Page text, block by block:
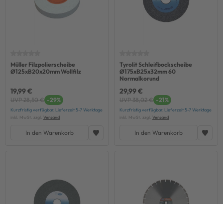
Müller Filzpolierscheibe
Ø125xB20x20mm Wollfilz
19,99 €
UVP 28,50 € -29%
Kurzfristig verfügbar, Lieferzeit 5-7 Werktage
inkl. MwSt. zzgl. Versand
In den Warenkorb
Tyrolit Schleifbockscheibe
Ø175xB25x32mm 60
Normalkorund
29,99 €
UVP 38,02 € -21%
Kurzfristig verfügbar, Lieferzeit 5-7 Werktage
inkl. MwSt. zzgl. Versand
In den Warenkorb